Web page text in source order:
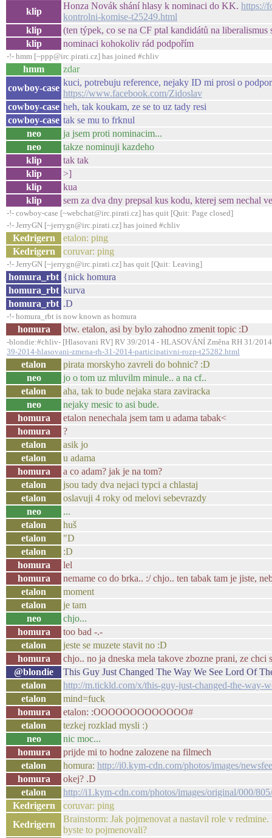
klip
Honza Novák shání hlasy k nominaci do KK. https://
kontrolni-komise-t25249.html
klip
(ten týpek, co se na CF ptal kandidátů na
klip
nominaci kohokoliv rád podpořím
-!- hmm [~ppp@irc.pirati.cz] has joined #chliv
hmm
zdar
cowboy-case
kuci, potrebuju reference, nejaky ID mi prosi o
https://www.facebook.com/Zidoslav
cowboy-case heh, tak koukam, ze se to uz tady resi
cowboy-case tak se mu to frknul
neo
ja jsem proti nominacim...
neo
takze nominuji kazdeho
klip
tak tak
klip
>]
klip
kua
klip
sem za dva dny prepsal kus kodu, kterej sem nechal
-!- cowboy-case [~webchat@irc.pirati.cz] has quit [Quit: Page closed]
-!- JerryGN [~jerrygn@irc.pirati.cz] has joined #chliv
Kedrigern
etalon: ping
Kedrigern
coruvar: ping
-!- JerryGN [~jerrygn@irc.pirati.cz] has quit [Quit: Leaving]
homura_rbt {nick homura
homura_rbt kurva
homura_rbt .D
-!- homura_rbt is now known as homura
homura btw. etalon, asi by bylo zahodno zmenit topic :D
-blondie:#chliv- [Hlasovani RV] RV 39/2014 - HLASOVÁNÍ Změna RH 31/
39-2014-hlasovani-zmena-rh-31-2014-participativni-rozp-t25282.html
etalon
pirata morskyho zavreli do bohnic? :D
neo
jo o tom uz mluvilm minule.. a na cf..
etalon
aha, tak to bude nejaka stara zaviracka
neo
nejaky mesic to asi bude.
homura
etalon nenechala jsem tam u adama tabak<
homura
?
etalon
asik jo
etalon
u adama
homura
a co adam? jak je na tom?
etalon
jsou tady dva nejaci typci a chlastaj
etalon
oslavuji 4 roky od melovi sebevrazdy
neo
...
etalon
huš
etalon
"D
etalon
:D
homura
lel
homura
nemame co do brka.. :/ chjo.. ten tabak tam je jiste,
etalon
moment
etalon
je tam
neo
chjo...
homura
too bad -.-
etalon
jeste se muzete stavit no :D
homura
chjo.. no ja dneska mela takove zbozne prani, ze chci
@blondie
This Guy Just Changed The Way We See Lord Of
etalon
http://m.tickld.com/x/this-guy-just-changed-the-way-
etalon
mind=fuck
homura
etalon: :OOOOOOOOOOOOO#
etalon
tezkej rozklad mysli :)
neo
nic moc...
homura
prijde mi to hodne zalozene na filmech
etalon
homura: http://i0.kym-cdn.com/photos/images/
homura
okej? .D
etalon
http://i1.kym-cdn.com/photos/images/original/000/
Kedrigern
coruvar: ping
Kedrigern
Brainstorm: Jak pojmenovat a nastavil role v
byste to pojmenovali?